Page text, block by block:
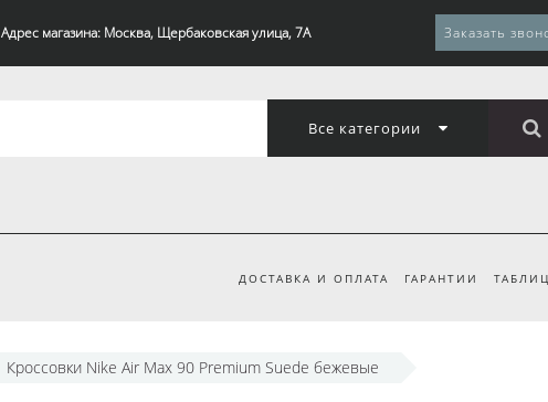
Адрес магазина: Москва, Щербаковская улица, 7А Заказать
Все категории
ДОСТАВКА И ОПЛАТА ГАРАНТИИ
Кроссовки Nike Air Max 90 Premium Suede бежевые